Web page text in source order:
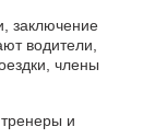
заключение
водители,
члены
и